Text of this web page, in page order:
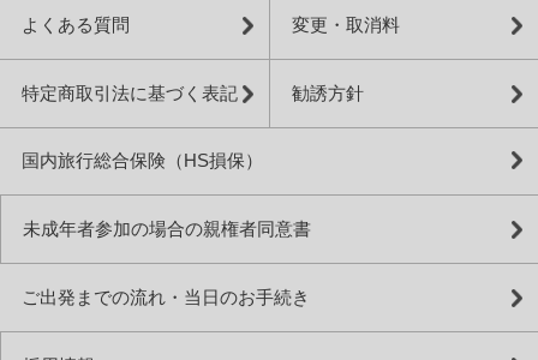
よくある質問 変更・取消料
特定商取引法に基づく表記 勧誘方針
国内旅行総合保険（HS損保）
未成年者参加の場合の親権者同意書
ご出発までの流れ・当日のお手続き